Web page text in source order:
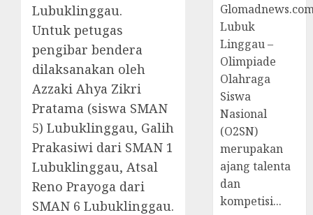
Lubuklinggau.
Untuk petugas
pengibar bendera
dilaksanakan oleh
Azzaki Ahya Zikri
Pratama (siswa SMAN
5) Lubuklinggau, Galih
Prakasiwi dari SMAN 1
Lubuklinggau, Atsal
Reno Prayoga dari
SMAN 6 Lubuklinggau.
Lubuk
Linggau –
Olimpiade
Olahraga
Siswa
Nasional
(O2SN)
merupakan
ajang talenta
dan
kompetisi...